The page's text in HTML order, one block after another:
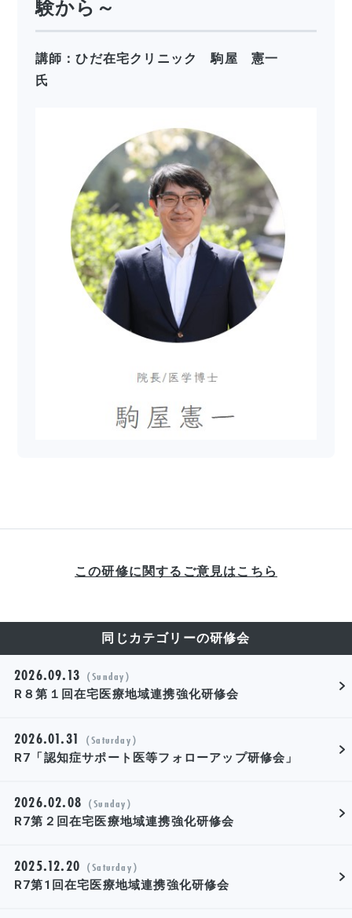
験から～
講師：ひだ在宅クリニック 駒屋 憲一
氏
この研修に関するご意見はこちら
同じカテゴリーの研修会
2026.09.13 （Sunday）
R８第１回在宅医療地域連携強化研修会
2026.01.31
（Saturday）
R7「認知症サポート医等フォローアップ研修会」
2026.02.08 （Sunday）
R7第２回在宅医療地域連携強化研修会
2025.12.20 （Saturday）
R7第1回在宅医療地域連携強化研修会